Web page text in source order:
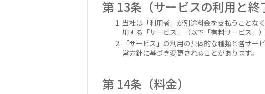
第 13条（サービスの利用と終
当社は「利用者」が別途料金を支払うことな
用する「サービス」（以下「有料サービス」
「サービス」の利用の具体的な種類と各サ
営方針に基づき変更されることがあります。
第 14条（料金）